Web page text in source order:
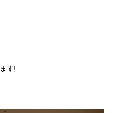
す！